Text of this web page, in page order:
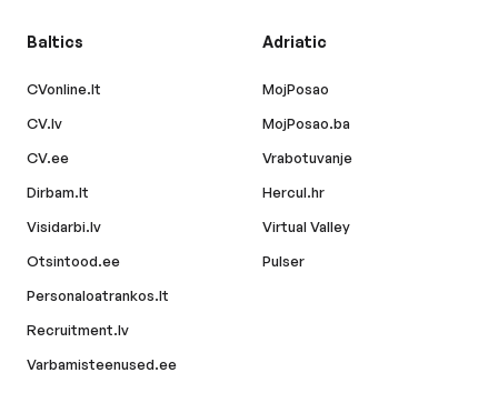
Baltics
CVonline.lt
CV.lv
CV.ee
Dirbam.lt
Visidarbi.lv
Otsintood.ee
Personaloatrankos.lt
Recruitment.lv
Varbamisteenused.ee
Adriatic
MojPosao
MojPosao.ba
Vrabotuvanje
Hercul.hr
Virtual Valley
Pulser